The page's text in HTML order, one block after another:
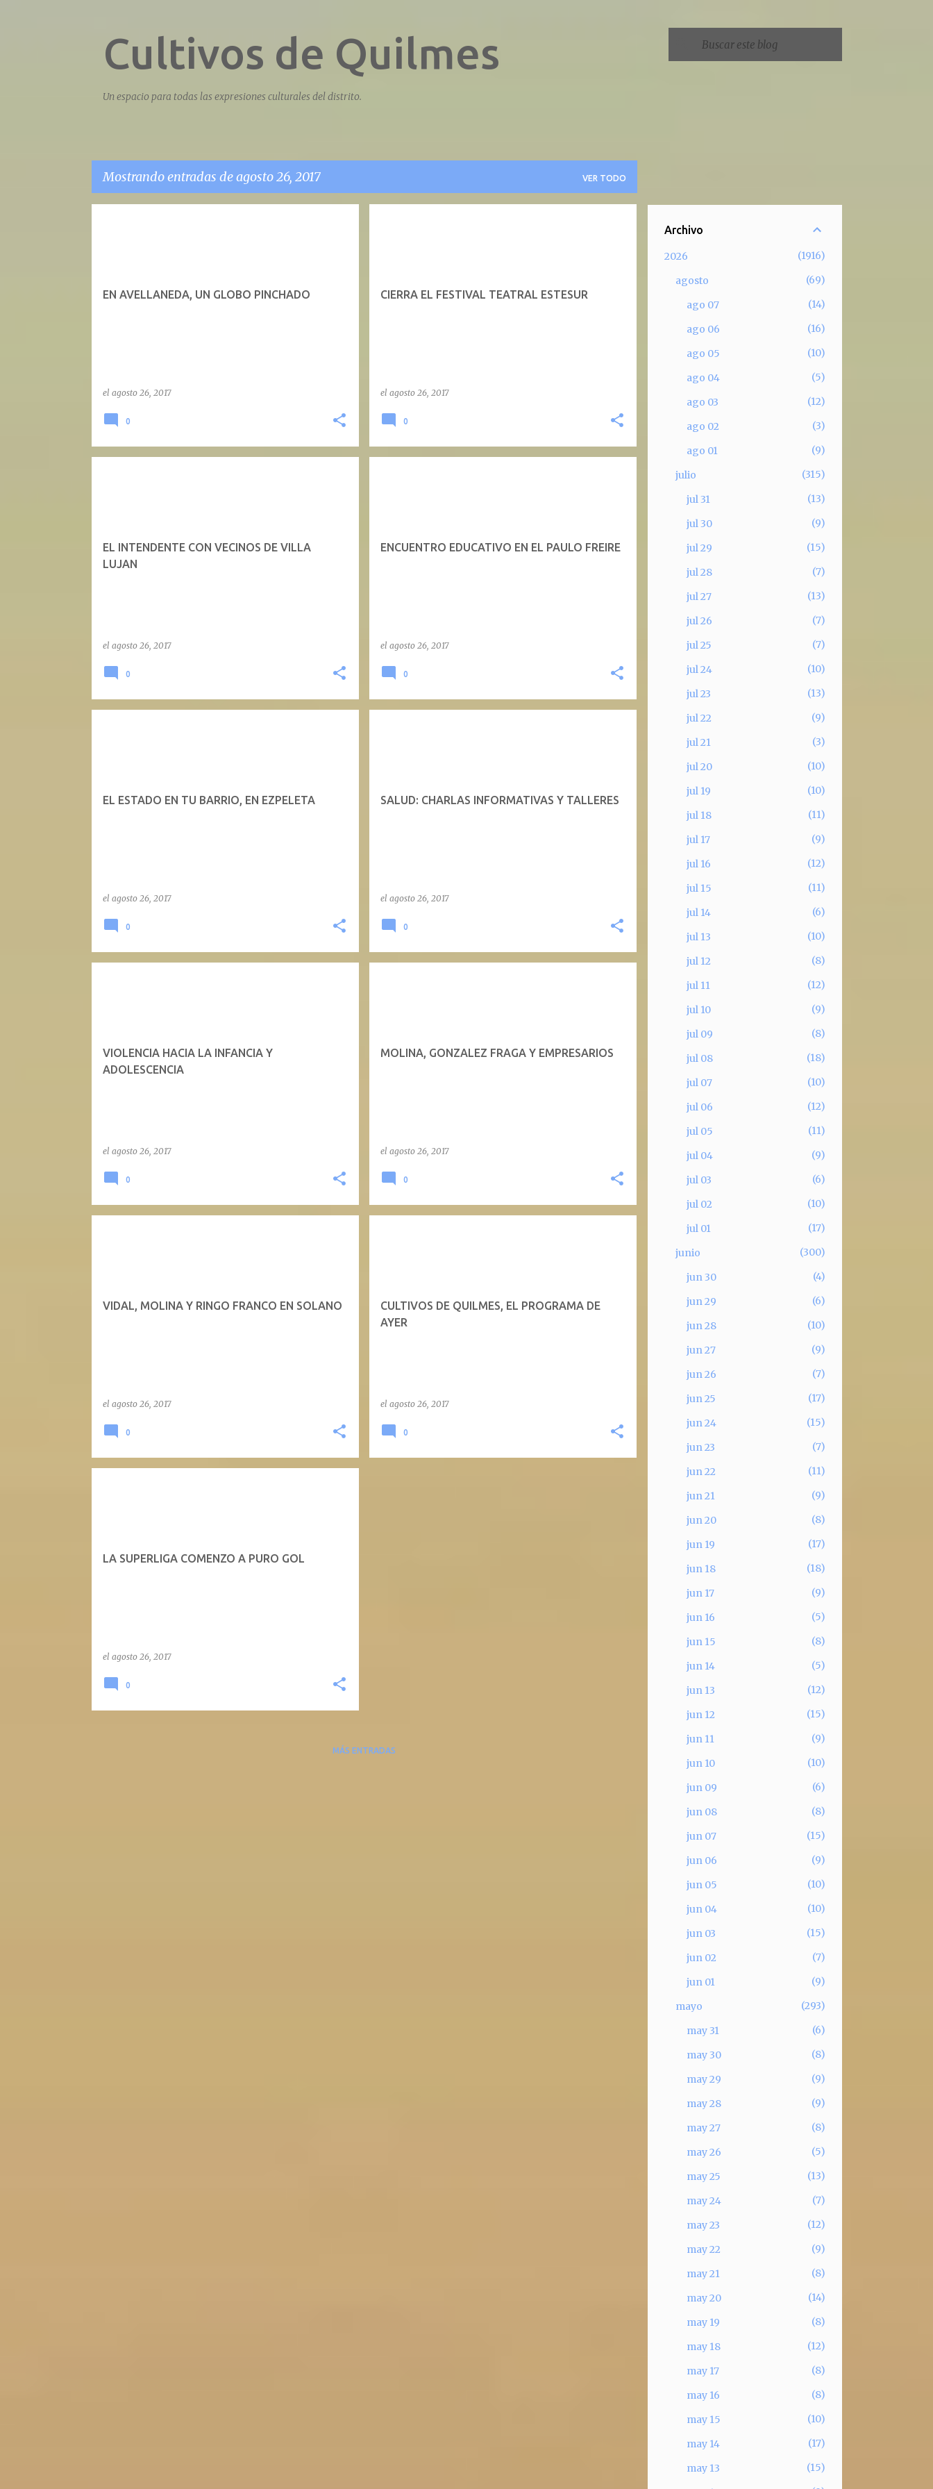
Cultivos de Quilmes
Un espacio para todas las expresiones culturales del distrito.
Mostrando entradas de agosto 26, 2017 VER TODO
EN AVELLANEDA, UN GLOBO PINCHADO
el agosto 26, 2017
0
CIERRA EL FESTIVAL TEATRAL ESTESUR
el agosto 26, 2017
0
EL INTENDENTE CON VECINOS DE VILLA
LUJAN
el agosto 26, 2017
0
ENCUENTRO EDUCATIVO EN EL PAULO FREIRE
el agosto 26, 2017
0
EL ESTADO EN TU BARRIO, EN EZPELETA
el agosto 26, 2017
0
SALUD: CHARLAS INFORMATIVAS Y TALLERES
el agosto 26, 2017
0
VIOLENCIA HACIA LA INFANCIA Y
ADOLESCENCIA
el agosto 26, 2017
0
MOLINA, GONZALEZ FRAGA Y EMPRESARIOS
el agosto 26, 2017
0
VIDAL, MOLINA Y RINGO FRANCO EN SOLANO
el agosto 26, 2017
0
CULTIVOS DE QUILMES, EL PROGRAMA DE
AYER
el agosto 26, 2017
0
LA SUPERLIGA COMENZO A PURO GOL
el agosto 26, 2017
0
MÁS ENTRADAS
Archivo
2026
1916
agosto
69
ago 07
14
ago 06
16
ago 05
10
ago 04
5
ago 03
12
ago 02
3
ago 01
9
julio
315
jul 31
13
jul 30
9
jul 29
15
jul 28
7
jul 27
13
jul 26
7
jul 25
7
jul 24
10
jul 23
13
jul 22
9
jul 21
3
jul 20
10
jul 19
10
jul 18
11
jul 17
9
jul 16
12
jul 15
11
jul 14
6
jul 13
10
jul 12
8
jul 11
12
jul 10
9
jul 09
8
jul 08
18
jul 07
10
jul 06
12
jul 05
11
jul 04
9
jul 03
6
jul 02
10
jul 01
17
junio
300
jun 30
4
jun 29
6
jun 28
10
jun 27
9
jun 26
7
jun 25
17
jun 24
15
jun 23
7
jun 22
11
jun 21
9
jun 20
8
jun 19
17
jun 18
18
jun 17
9
jun 16
5
jun 15
8
jun 14
5
jun 13
12
jun 12
15
jun 11
9
jun 10
10
jun 09
6
jun 08
8
jun 07
15
jun 06
9
jun 05
10
jun 04
10
jun 03
15
jun 02
7
jun 01
9
mayo
293
may 31
6
may 30
8
may 29
9
may 28
9
may 27
8
may 26
5
may 25
13
may 24
7
may 23
12
may 22
9
may 21
8
may 20
14
may 19
8
may 18
12
may 17
8
may 16
8
may 15
10
may 14
17
may 13
15